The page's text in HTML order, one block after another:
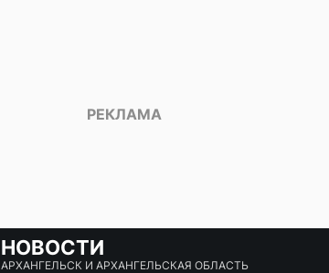
НОВОСТИ
АРХАНГЕЛЬСК И АРХАНГЕЛЬСКАЯ ОБЛАСТЬ